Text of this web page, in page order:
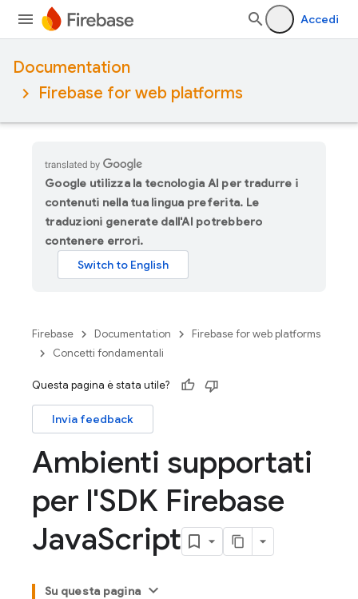
Accedi
Documentation
Firebase for web platforms
Google utilizza la tecnologia AI per tradurre i
contenuti nella tua lingua preferita. Le
traduzioni generate dall'AI potrebbero
contenere errori.
Firebase Documentation
Firebase for web platforms
Concetti fondamentali
Questa pagina è stata utile?
Invia feedback
Ambienti supportati
per l'SDK Firebase
JavaScript
Su questa pagina